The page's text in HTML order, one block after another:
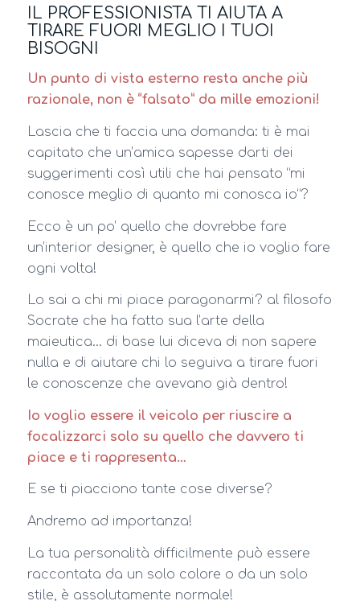
IL PROFESSIONISTA TI AIUTA A
TIRARE FUORI MEGLIO I TUOI
BISOGNI
Un punto di vista esterno resta anche più
razionale, non è “falsato” da mille emozioni!
Lascia che ti faccia una domanda: ti è mai
capitato che un’amica sapesse darti dei
suggerimenti così utili che hai pensato “mi
conosce meglio di quanto mi conosca io”?
Ecco è un po’ quello che dovrebbe fare
un’interior designer, è quello che io voglio fare
ogni volta!
Lo sai a chi mi piace paragonarmi? al filosofo
Socrate che ha fatto sua l’arte della
maieutica… di base lui diceva di non sapere
nulla e di aiutare chi lo seguiva a tirare fuori
le conoscenze che avevano già dentro!
Io voglio essere il veicolo per riuscire a
focalizzarci solo su quello che davvero ti
piace e ti rappresenta…
E se ti piacciono tante cose diverse?
Andremo ad importanza!
La tua personalità difficilmente può essere
raccontata da un solo colore o da un solo
stile, è assolutamente normale!